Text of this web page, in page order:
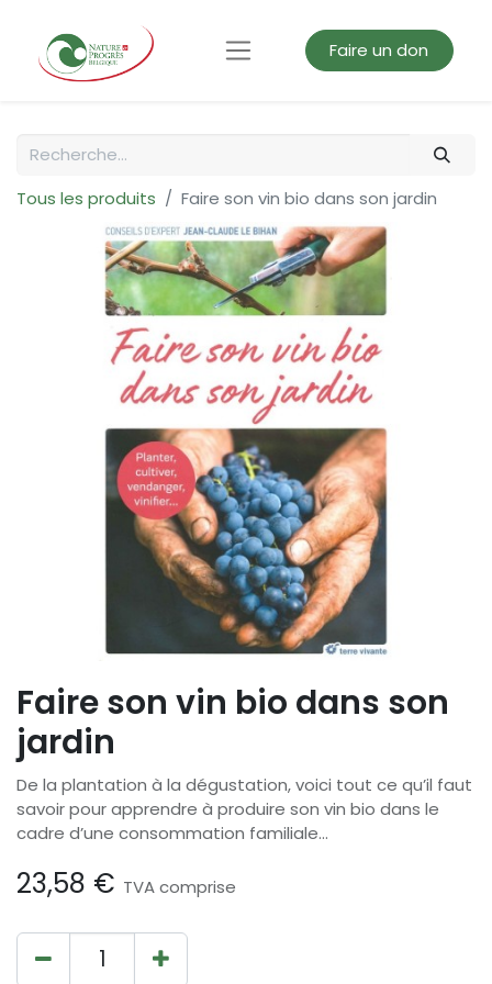
Faire un don
Tous les produits Faire son vin bio dans son jardin
Faire son vin bio dans son
jardin
De la plantation à la dégustation, voici tout ce qu’il faut
savoir pour apprendre à produire son vin bio dans le
cadre d’une consommation familiale...
23,58 € TVA comprise